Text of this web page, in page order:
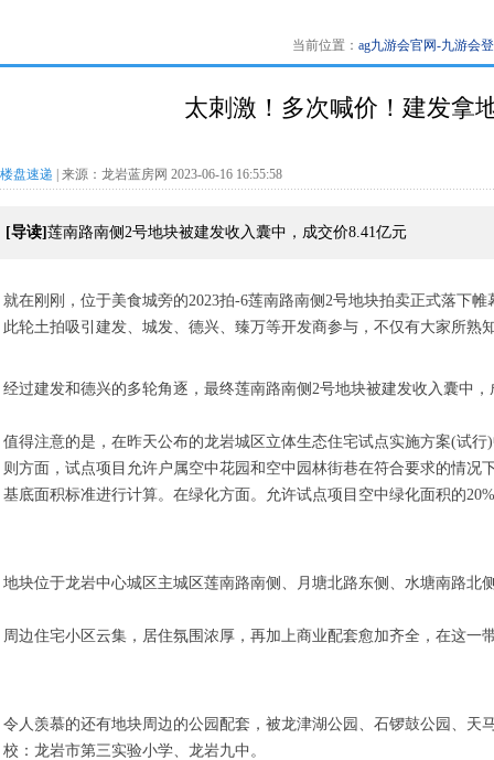
当前位置： ag九游会官网-九游会
太刺激！多次喊价！建发拿
楼盘速递 | 来源：龙岩蓝房网 2023-06-16 16:55:58
[导读] 莲南路南侧2号地块被建发收入囊中，成交价8.41亿元
就在刚刚，位于美食城旁的2023拍-6莲南路南侧2号地块拍卖正式落下帷
此轮土拍吸引建发、城发、德兴、臻万等开发商参与，不仅有大家所熟
经过建发和德兴的多轮角逐，最终莲南路南侧2号地块被建发收入囊中
值得注意的是，在昨天公布的龙岩城区立体生态住宅试点实施方案(试
则方面，试点项目允许户属空中花园和空中园林街巷在符合要求的情
基底面积标准进行计算。在绿化方面。允许试点项目空中绿化面积的
地块位于龙岩中心城区主城区莲南路南侧、月塘北路东侧、水塘南路北
周边住宅小区云集，居住氛围浓厚，再加上商业配套愈加齐全，在这一
令人羡慕的还有地块周边的公园配套，被龙津湖公园、石锣鼓公园、
校：龙岩市第三实验小学、龙岩九中。